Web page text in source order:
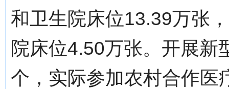
和卫生院床位13.39万张
院床位4.50万张。开展新
个，实际参加农村合作医